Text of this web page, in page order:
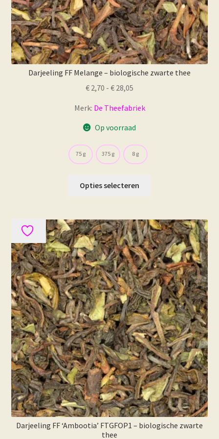
Darjeeling FF Melange – biologische zwarte thee
€ 2,70 - € 28,05
tot
€ 28,05
Merk: De Theefabriek
Op voorraad
75 g 375 g 8 g
Opties selecteren
variaties.
Deze
optie
kan
gekozen
worden
op
de
productpagina
Darjeeling FF ‘Ambootia’ FTGFOP1 – biologische zwarte
thee